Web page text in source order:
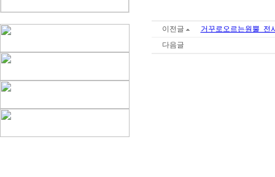
이전글
거꾸로오르는원뿔_전
다음글